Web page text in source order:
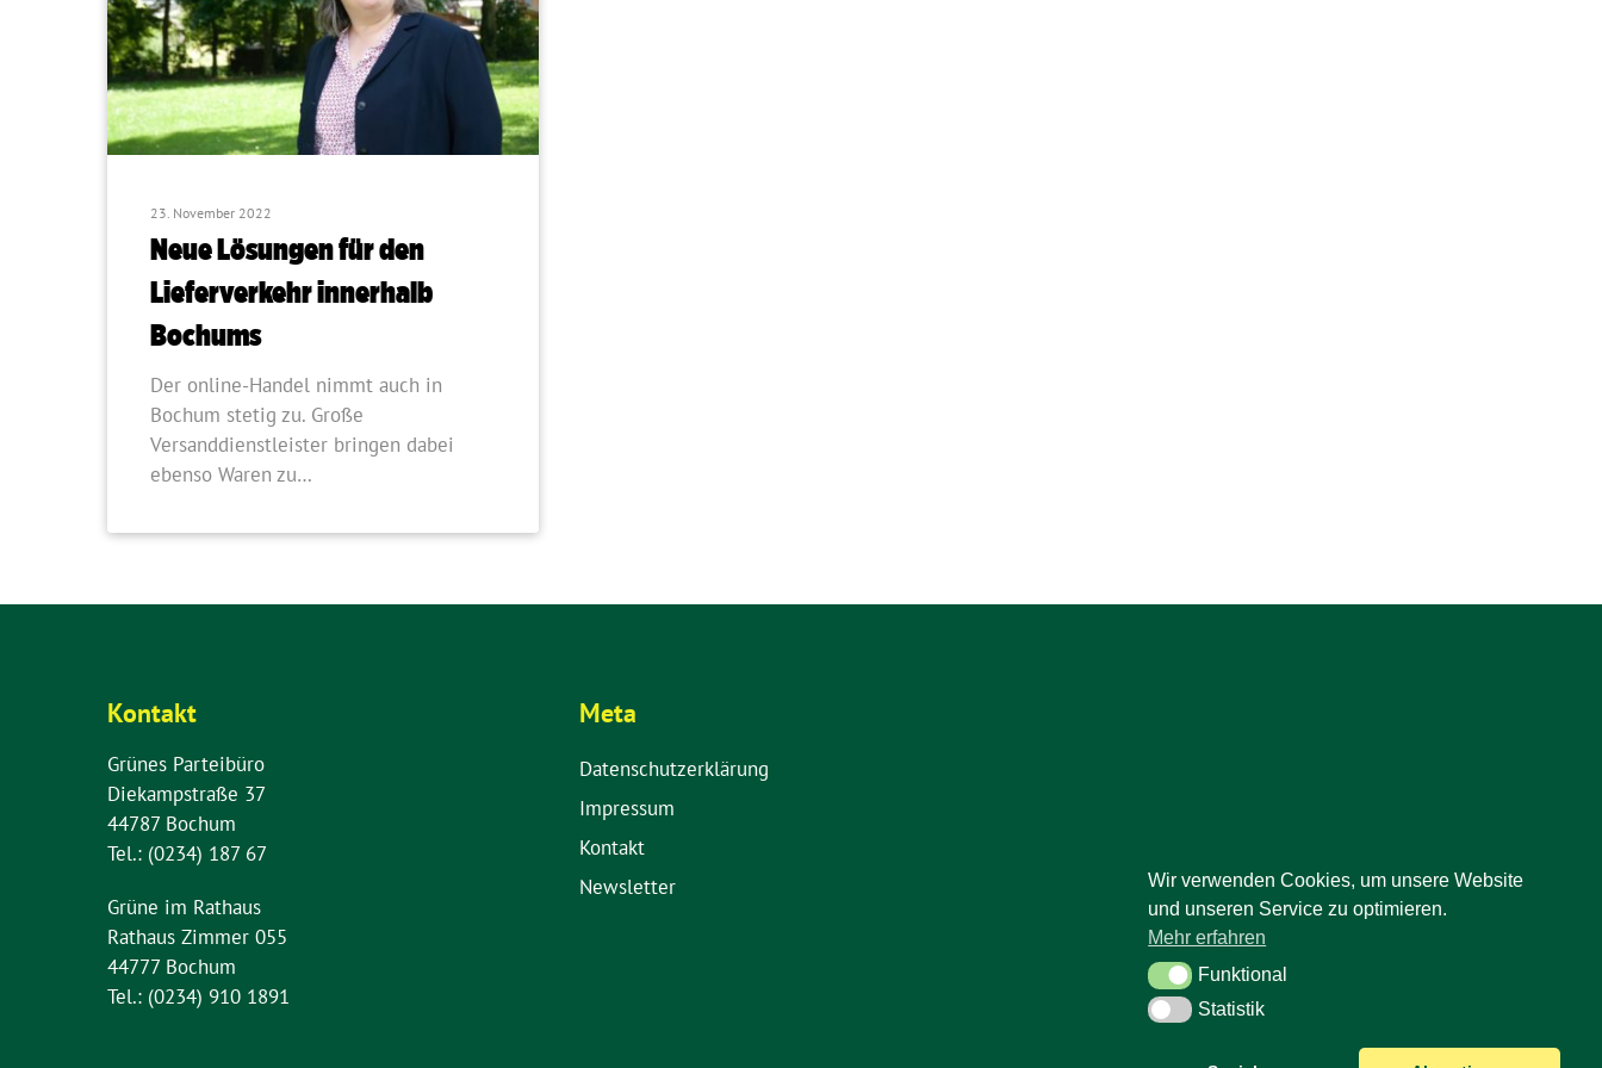
23. November 2022
Neue Lösungen für den
Lieferverkehr innerhalb
Bochums
Der online-Handel nimmt auch in
Bochum stetig zu. Große
Versanddienstleister bringen dabei
ebenso Waren zu…
Kontakt
Grünes Parteibüro
Diekampstraße 37
44787 Bochum
Tel.: (0234) 187 67
Grüne im Rathaus
Rathaus Zimmer 055
44777 Bochum
Tel.: (0234) 910 1891
Meta
Datenschutzerklärung
Impressum
Kontakt
Newsletter
Wir verwenden Cookies, um unsere Website
und unseren Service zu optimieren.
Mehr erfahren
FunktionalFunktional
StatistikStatistik